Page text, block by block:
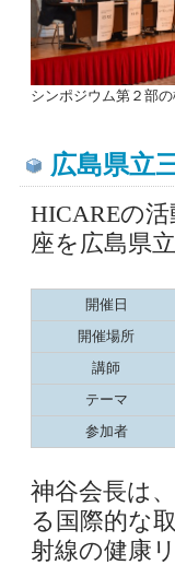
シンポジウム第２部
広島県立
HICAREの
座を広島県
開催日
開催場所
講師
テーマ
参加者
神谷会長は
る国際的な
射線の健康